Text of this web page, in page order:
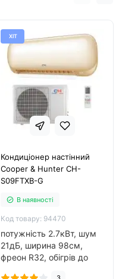
ХІТ
Кондиціонер настінний
Cooper & Hunter CH-
S09FTXB-G
В наявності
Код товару: 94470
потужність 2.7кВт, шум
21дБ, ширина 98см,
фреон R32, обігрів до